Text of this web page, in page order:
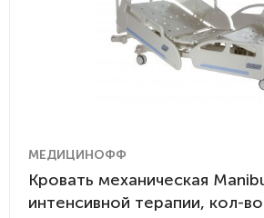
МЕДИЦИНОФФ
Кровать механическая
интенсивной терапии, кол-